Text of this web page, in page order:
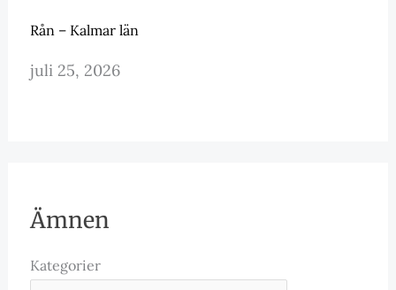
Rån – Kalmar län
juli 25, 2026
Ämnen
Kategorier